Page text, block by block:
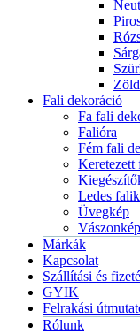
Zöld
Fali dekoráció
Fa fali
Falióra
Fém fali
Keretezett
Ledes
Üvegkép
Vászonkép
Márkák
Kapcsolat
Szállítási és
GYIK
Felrakási
Rólunk